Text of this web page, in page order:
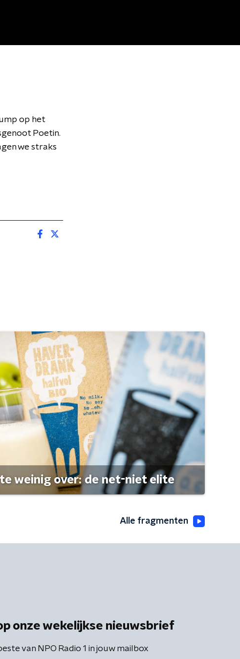
op het
Poetin.
we straks
weinig over: de net-niet elite
Alle fragmenten
onze wekelijkse nieuwsbrief
van NPO Radio 1 in jouw mailbox